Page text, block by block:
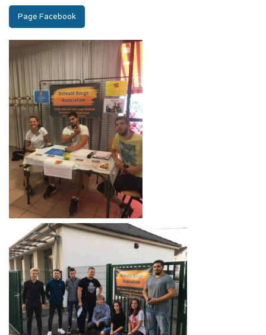
Page Facebook